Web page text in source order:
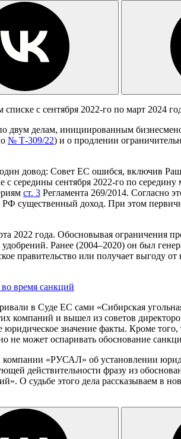
с сентября 2022-го по март 2024
двум делам, инициированным
№ Т-309/22) и о продлении
довод: Совет ЕС ошибся, включив
середины сентября 2022-го по
ст. 3 Регламента 269/2014. Согласно
РФ существенный доход. При этом
года. Обосновывая ограничения
Ранее (2004–2020) он был
правительство или получает выгоду
время санкций
в Суде ЕС сами «Сибирская
компаний и вышел из советов
значение факты. Кроме
не может оспаривать обоснование
«РУСАЛ» об установлении
действительности фразу из
О судьбе этого дела рассказываем в